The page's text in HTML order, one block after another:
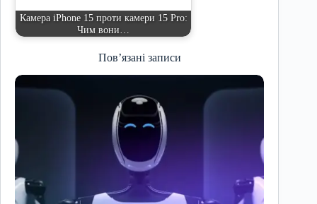
Камера iPhone 15 проти камери 15 Pro:
Чим вони…
Пов’язані записи